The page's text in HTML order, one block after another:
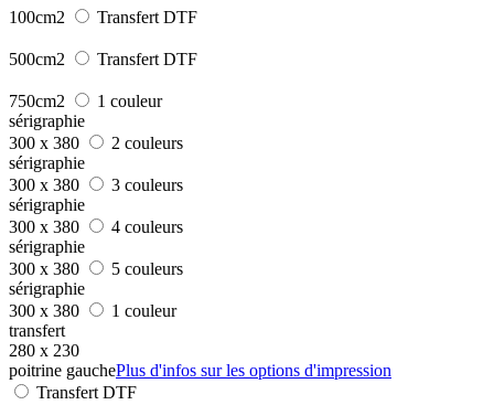
100cm2 Transfert DTF
500cm2 Transfert DTF
750cm2
1 couleur
sérigraphie
300 x 380
2 couleurs
sérigraphie
300 x 380
3 couleurs
sérigraphie
300 x 380
4 couleurs
sérigraphie
300 x 380
5 couleurs
sérigraphie
300 x 380
1 couleur
transfert
280 x 230
poitrine gauchePlus d'infos sur les options d'impression
Transfert DTF